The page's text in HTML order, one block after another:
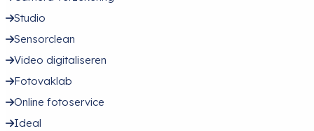
Studio
Sensorclean
Video digitaliseren
Fotovaklab
Online fotoservice
Ideal